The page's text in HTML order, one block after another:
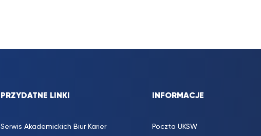
PRZYDATNE LINKI
Serwis Akademickich Biur Karier
INFORMACJE
Poczta UKSW